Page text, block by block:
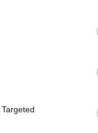
sulle
in
artigiane
di
circa